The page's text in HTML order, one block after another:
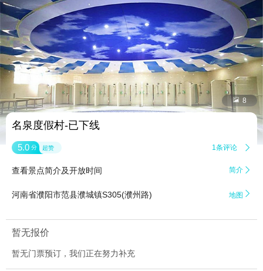
 8
名泉度假村-已下线
5.0 分 超赞 1条评论 
查看景点简介及开放时间 简介 
河南省濮阳市范县濮城镇S305(濮州路) 地图 
暂无报价
暂无门票预订，我们正在努力补充
